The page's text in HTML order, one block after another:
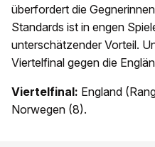
überfordert die
Standards ist in engen
unterschätzender Vorteil.
Viertelfinal gegen die
Viertelfinal: England
Norwegen (8).